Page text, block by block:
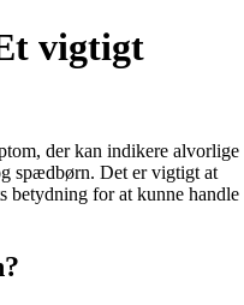
vigtigt
der kan indikere alvorlige
spædbørn. Det er vigtigt at
betydning for at kunne handle